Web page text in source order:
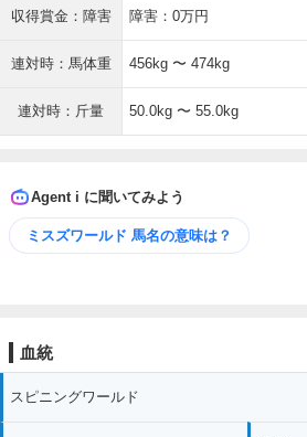
収得賞金：障害 障害：0万円
連対時：馬体重 456kg 〜 474kg
連対時：斤量 50.0kg 〜 55.0kg
Agent i に聞いてみよう
ミスズワールド 馬名の意味は？
血統
スピニングワールド